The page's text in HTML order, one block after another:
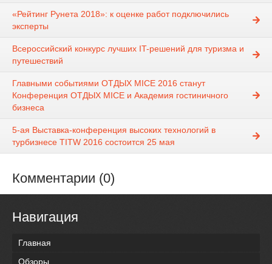
«Рейтинг Рунета 2018»: к оценке работ подключились
эксперты
Всероссийский конкурс лучших IT-решений для туризма и
путешествий
Главными событиями ОТДЫХ MICE 2016 станут
Конференция ОТДЫХ MICE и Академия гостиничного
бизнеса
5-ая Выставка-конференция высоких технологий в
турбизнесе TITW 2016 состоится 25 мая
Комментарии (0)
Навигация
Главная
Обзоры